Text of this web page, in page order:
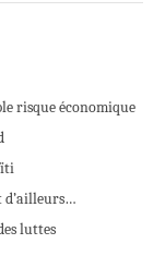
risque économique
d’ailleurs…
luttes